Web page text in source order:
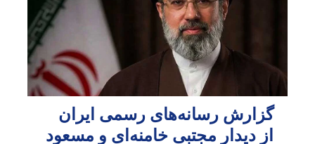
گزارش رسانه‌های رسمی ایران
از دیدار مجتبی خامنه‌ای و مسعود